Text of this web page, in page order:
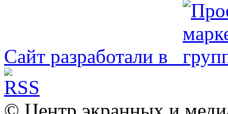
Сайт разработали в